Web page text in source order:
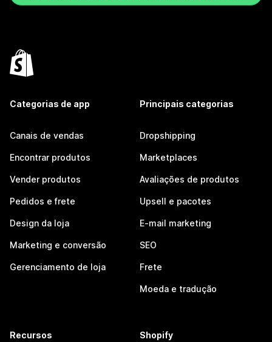
Categorias de app
Canais de vendas
Encontrar produtos
Vender produtos
Pedidos e frete
Design da loja
Marketing e conversão
Gerenciamento de loja
Principais categorias
Dropshipping
Marketplaces
Avaliações de produtos
Upsell e pacotes
E-mail marketing
SEO
Frete
Moeda e tradução
Recursos Shopify